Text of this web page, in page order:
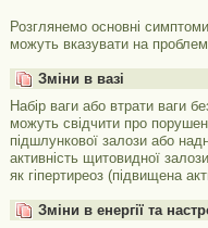
Розглянемо основні симптоми
можуть вказувати на
Зміни в вазі
Набір ваги або втрати ваги
можуть свідчити про
підшлункової залози або
активність щитовидної
як гіпертиреоз (підвищена
Зміни в енергії та